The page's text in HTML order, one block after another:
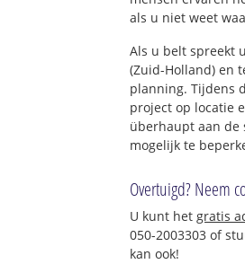
als u niet weet
Als u belt spreekt
(Zuid-Holland) en
planning. Tijdens
project op locatie
überhaupt aan de
mogelijk te
Overtuigd? Neem
U kunt hetgratis
050-2003303 of
kan ook!